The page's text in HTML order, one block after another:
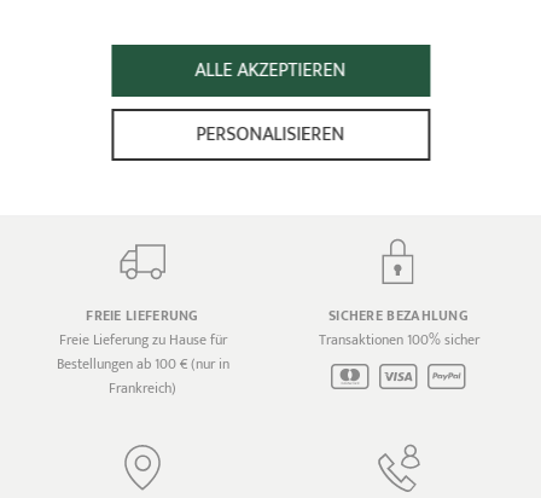
30 JAHRE GARANTIE
GEGEN HERSTELLUNGSFEHLER
FREIE LIEFERUNG
Freie Lieferung zu Hause für
Bestellungen ab 100 € (nur in
Frankreich)
SICHERE BEZAHLUNG
Transaktionen 100% sicher
ALLE AKZEPTIEREN
PERSONALISIEREN